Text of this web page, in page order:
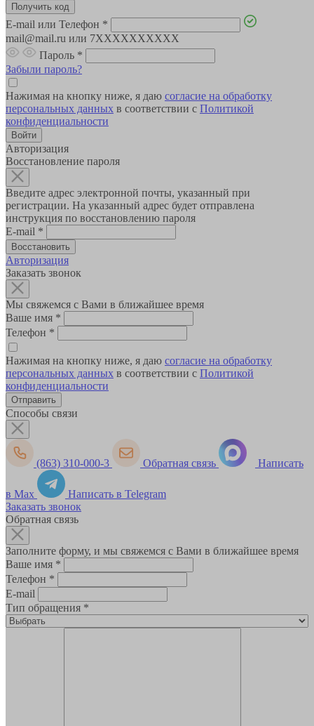
E-mail или Телефон *
mail@mail.ru или 7XXXXXXXXXX
Пароль *
Забыли пароль?
Нажимая на кнопку ниже, я даю согласие на обработку
персональных данных в соответствии с Политикой
конфиденциальности
Авторизация
Восстановление пароля
Введите адрес электронной почты, указанный при
регистрации. На указанный адрес будет отправлена
инструкция по восстановлению пароля
E-mail *
Авторизация
Заказать звонок
Мы свяжемся с Вами в ближайшее время
Ваше имя *
Телефон *
Нажимая на кнопку ниже, я даю согласие на обработку
персональных данных в соответствии с Политикой
конфиденциальности
Способы связи
(863) 310-000-3 Обратная связь Написать
в Max
Написать в Telegram
Заказать звонок
Обратная связь
Заполните форму, и мы свяжемся с Вами в ближайшее время
Ваше имя *
Телефон *
E-mail
Тип обращения *